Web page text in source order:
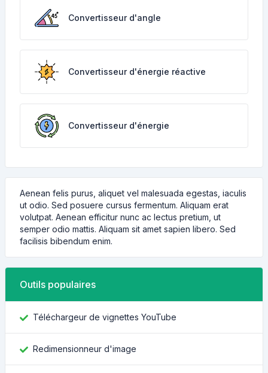
Convertisseur d'angle
Convertisseur d'énergie réactive
Convertisseur d'énergie
Aenean felis purus, aliquet vel malesuada egestas, iaculis
ut odio. Sed posuere cursus fermentum. Aliquam erat
volutpat. Aenean efficitur nunc ac lectus pretium, ut
semper odio mattis. Aliquam sit amet sapien libero. Sed
facilisis bibendum enim.
Outils populaires
Téléchargeur de vignettes YouTube
Redimensionneur d'image